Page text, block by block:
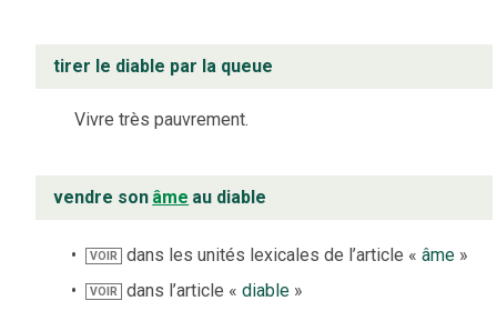
tirer le diable par la queue
Vivre très pauvrement.
vendre son âme au diable
VOIR dans les unités lexicales de l’article «âme »
VOIR dans l’article «diable »